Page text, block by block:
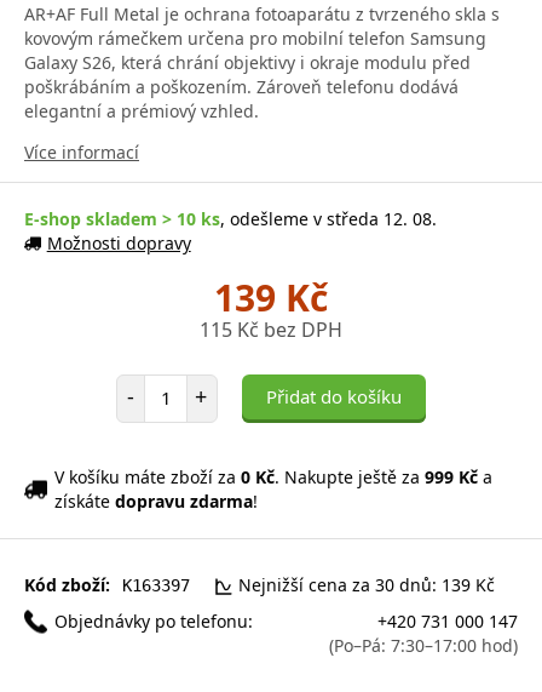
AR+AF Full Metal je ochrana fotoaparátu z tvrzeného skla s
kovovým rámečkem určena pro mobilní telefon Samsung
Galaxy S26, která chrání objektivy i okraje modulu před
poškrábáním a poškozením. Zároveň telefonu dodává
elegantní a prémiový vzhled.
Více informací
E-shop skladem > 10 ks, odešleme v středa 12. 08.
Možnosti dopravy
139 Kč
115 Kč bez DPH
- Počet položek
+ Přidat do košíku
V košíku máte zboží za 0 Kč. Nakupte ještě za 999 Kč a
získáte dopravu zdarma!
Kód zboží: K163397
Nejnižší cena za 30 dnů: 139 Kč
Objednávky po telefonu:
+420 731 000 147
(Po–Pá: 7:30–17:00 hod)